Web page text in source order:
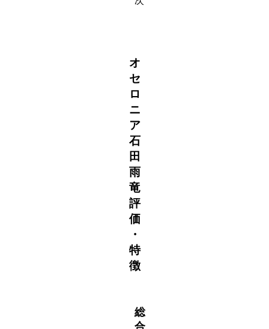
オ
セ
ロ
ニ
ア
石
田
雨
竜
評
価
・
特
徴
総